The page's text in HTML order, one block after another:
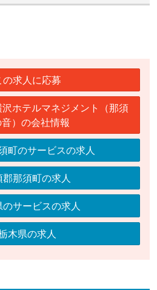
の求人に応募
ホテルマネジメント（那須
）の会社情報
町のサービスの求人
郡那須町の求人
サービスの求人
木県の求人